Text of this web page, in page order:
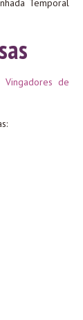
Temporal
Vingadores de